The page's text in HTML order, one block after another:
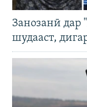
Занозанӣ дар
шудааст,